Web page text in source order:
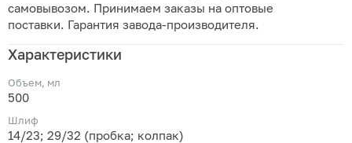
самовывозом. Принимаем заказы на оптовые
поставки. Гарантия завода-производителя.
Характеристики
Объем, мл
500
Шлиф
14/23; 29/32 (пробка; колпак)